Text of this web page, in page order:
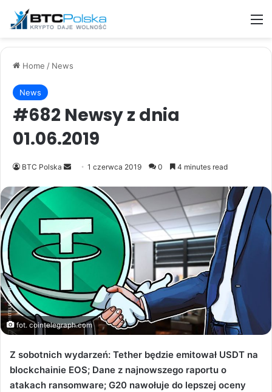
Home / News
News
#682 Newsy z dnia
01.06.2019
BTC Polska
Send1 czerwca 2019 0 4 minutes read
fot. cointelegraph.com
Z sobotnich wydarzeń: Tether będzie emitował USDT na
blockchainie EOS; Dane z najnowszego raportu o
atakach ransomware; G20 nawołuje do lepszej oceny